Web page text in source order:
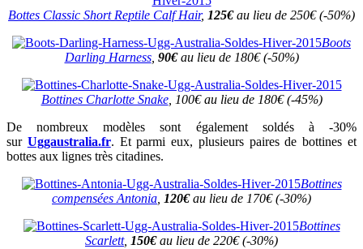
Bottes Classic Short Reptile Calf Hair, 125€au lieu de 250€ (-50%)
Boots
Darling Harness, 90€au lieu de 180€ (-50%)
Bottines Charlotte Snake, 100€ au lieu de 180€ (-45%)
De nombreux modèles sont également soldés à -30%
sur Uggaustralia.fr. Et parmi eux, plusieurs paires de bottines et
bottes aux lignes très citadines.
Bottines
compensées Antonia, 120€au lieu de 170€ (-30%)
Bottines
Scarlett, 150€au lieu de 220€ (-30%)